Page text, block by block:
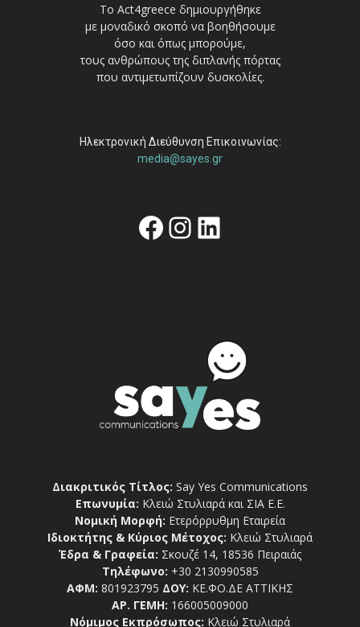
Το Act4greece δημιουργήθηκε
με μοναδικό σκοπό να βοηθήσουμε
όσο και όπως μπορούμε,
τους ανθρώπους της διπλανής πόρτας
που αντιμετωπίζουν δυσκολίες.
Ηλεκτρονική Διεύθυνση Επικοινωνίας:
media@sayes.gr
Facebook
Instagram
Linkedin
Διακριτικός Τίτλος: Say Yes Communications
Επωνυμία: Κλειώ Στυλιαρά και ΣΙΑ Ε.Ε.
Νομική Μορφή: Ετερόρρυθμη Εταιρεία
Ιδιοκτήτης & Κύριος Μέτοχος: Κλειώ Στυλιαρά
Έδρα & Γραφεία: Σκουζέ 14, 18536 Πειραιάς
Τηλέφωνο: +30 2130990585
ΑΦΜ: 801923795 ΔΟΥ: ΚΕ.ΦΟ.ΔΕ ΑΤΤΙΚΗΣ
ΑΡ. ΓΕΜΗ: 166005009000
Νόμιμος Εκπρόσωπος: Κλειώ Στυλιαρά